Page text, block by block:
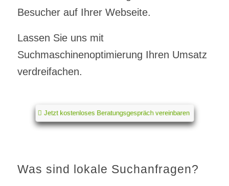
Besucher auf Ihrer Webseite.
Lassen Sie uns mit
Suchmaschinenoptimierung Ihren Umsatz
verdreifachen.
Jetzt kostenloses Beratungsgespräch vereinbaren
Was sind lokale Suchanfragen?